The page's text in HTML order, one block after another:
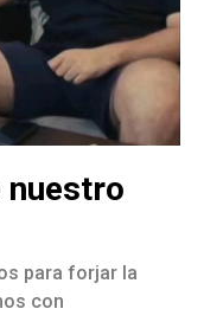
nuestro
para forjar la
con